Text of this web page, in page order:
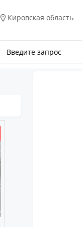
Кировская область